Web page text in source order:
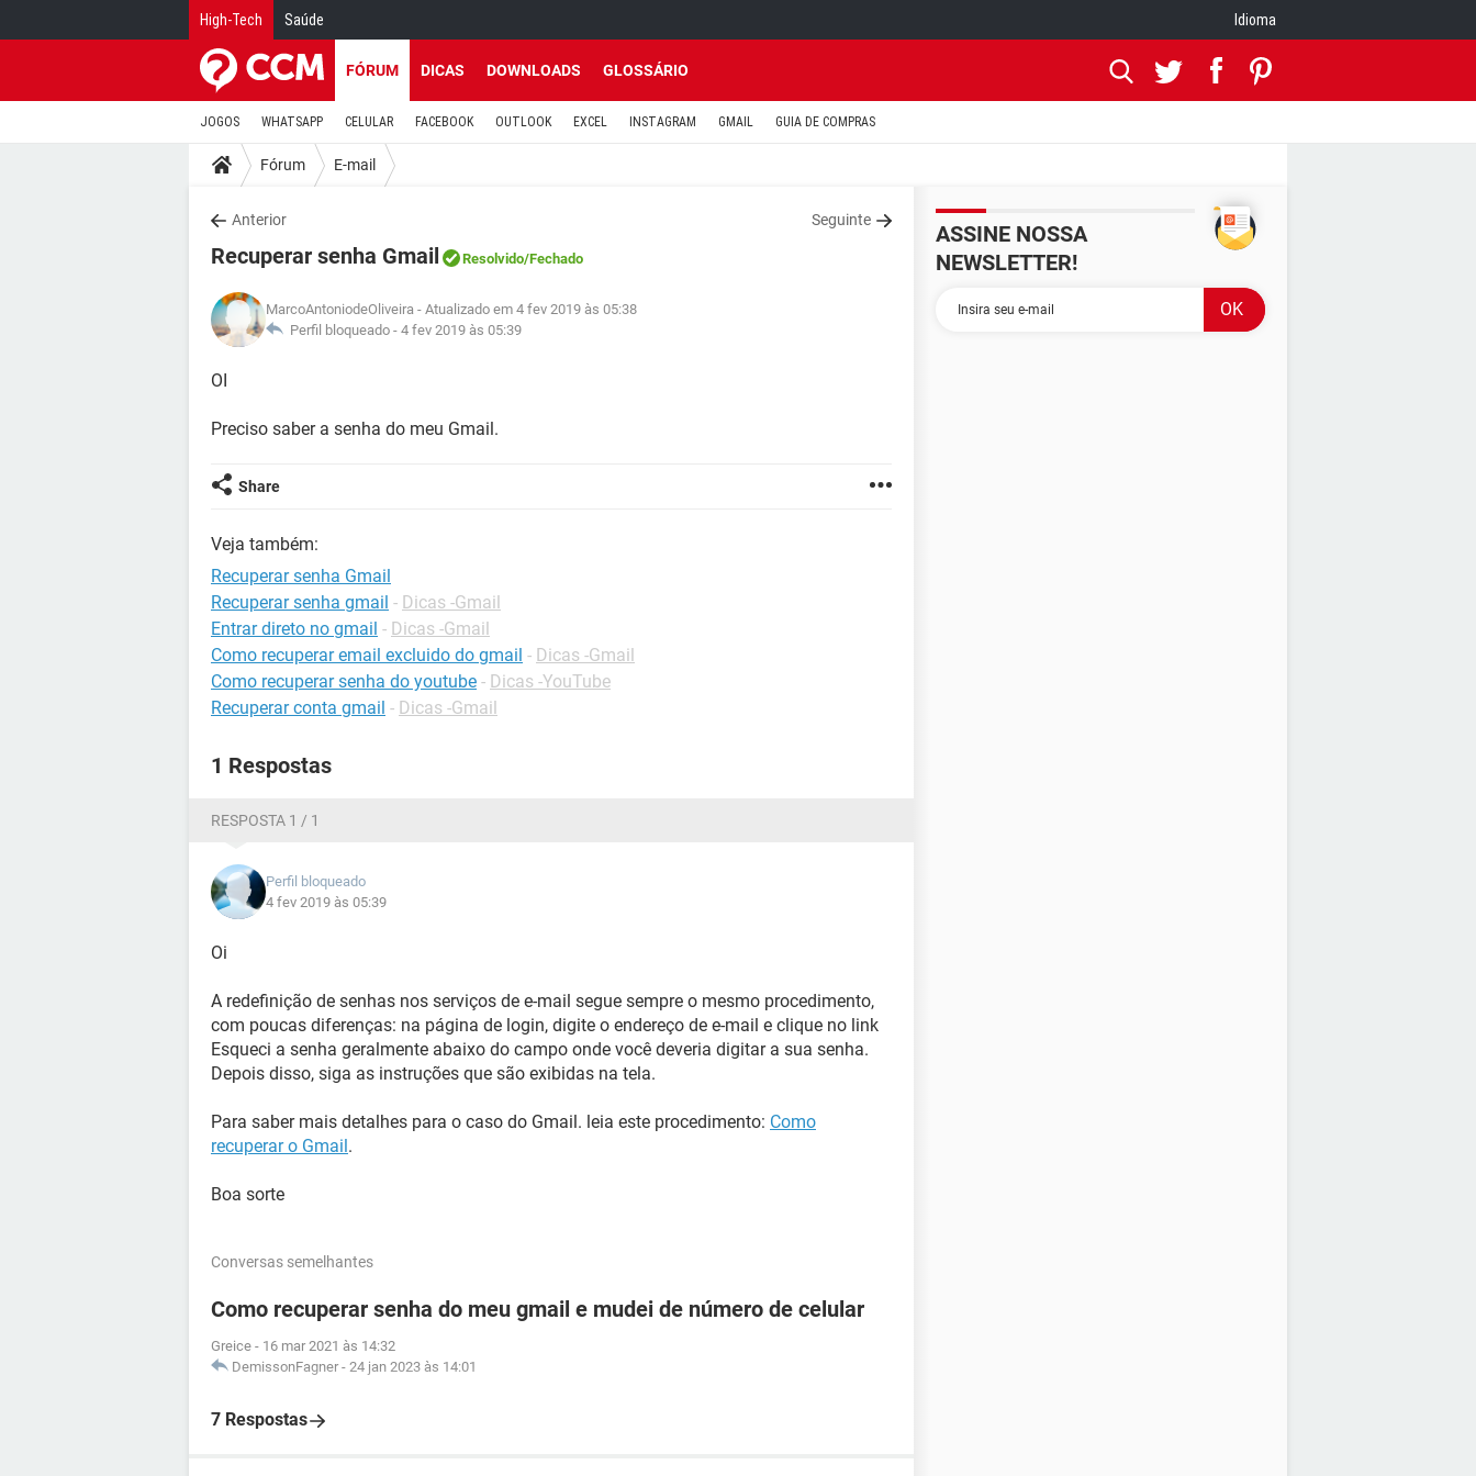
High-Tech Saúde Idioma
FÓRUM DICAS DOWNLOADS GLOSSÁRIO
JOGOS WHATSAPP CELULAR FACEBOOK OUTLOOK EXCEL INSTAGRAM GMAIL GUIA DE COMPRAS
Fórum E-mail
Anterior Seguinte
Recuperar senha Gmail Resolvido/Fechado
MarcoAntoniodeOliveira - Atualizado em 4 fev 2019 às 05:38
Perfil bloqueado - 4 fev 2019 às 05:39
OI
Preciso saber a senha do meu Gmail.
Share
Veja também:
Recuperar senha Gmail
Recuperar senha gmail - Dicas -Gmail
Entrar direto no gmail - Dicas -Gmail
Como recuperar email excluido do gmail - Dicas -Gmail
Como recuperar senha do youtube - Dicas -YouTube
Recuperar conta gmail - Dicas -Gmail
1 Respostas
RESPOSTA 1 / 1
Perfil bloqueado
4 fev 2019 às 05:39
Oi
A redefinição de senhas nos serviços de e-mail segue sempre o mesmo procedimento,
com poucas diferenças: na página de login, digite o endereço de e-mail e clique no link
Esqueci a senha geralmente abaixo do campo onde você deveria digitar a sua senha.
Depois disso, siga as instruções que são exibidas na tela.
Para saber mais detalhes para o caso do Gmail. leia este procedimento: Como
recuperar o Gmail.
Boa sorte
Conversas semelhantes
Como recuperar senha do meu gmail e mudei de número de celular
Greice - 16 mar 2021 às 14:32
DemissonFagner - 24 jan 2023 às 14:01
7 Respostas
ASSINE NOSSA
NEWSLETTER!